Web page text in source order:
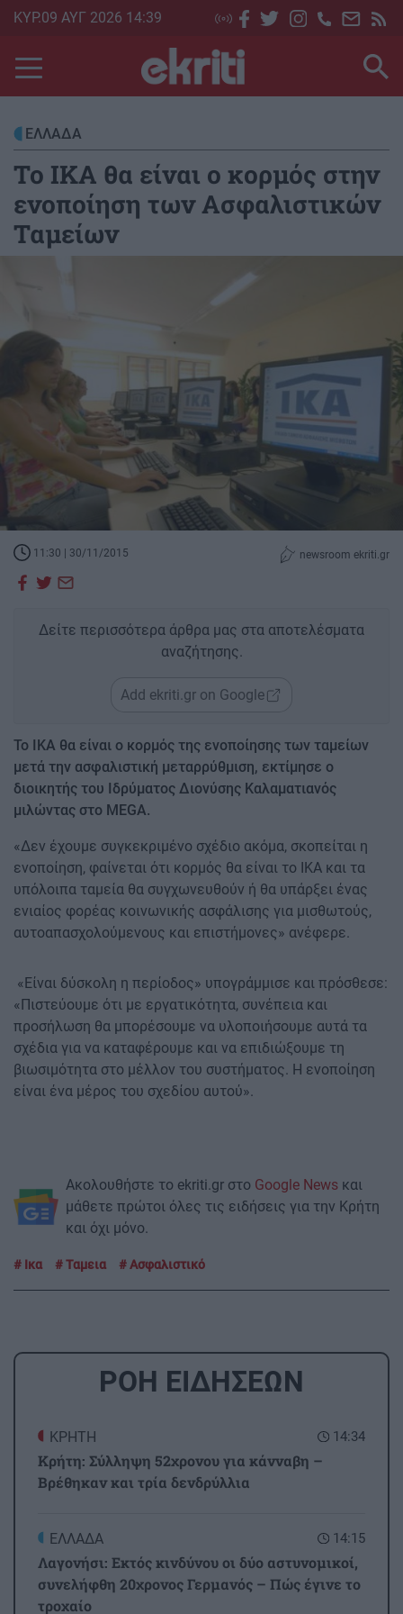
Skip
main
content
ΚΥΡ.09 ΑΥΓ 2026 14:39
ΕΛΛΑΔΑ
Το ΙΚΑ θα είναι ο κορμός στην
ενοποίηση των Ασφαλιστικών
Ταμείων
11:30 | 30/11/2015 newsroom ekriti.gr
Δείτε περισσότερα άρθρα μας στα αποτελέσματα
αναζήτησης.
Add ekriti.gr on Google
Το ΙΚΑ θα είναι ο κορμός της ενοποίησης των ταμείων
μετά την ασφαλιστική μεταρρύθμιση, εκτίμησε ο
διοικητής του Ιδρύματος Διονύσης Καλαματιανός
μιλώντας στο MEGA.
«Δεν έχουμε συγκεκριμένο σχέδιο ακόμα, σκοπείται η
ενοποίηση, φαίνεται ότι κορμός θα είναι το ΙΚΑ και τα
υπόλοιπα ταμεία θα συγχωνευθούν ή θα υπάρξει ένας
ενιαίος φορέας κοινωνικής ασφάλισης για μισθωτούς,
αυτοαπασχολούμενους και επιστήμονες» ανέφερε.
«Είναι δύσκολη η περίοδος» υπογράμμισε και πρόσθεσε:
«Πιστεύουμε ότι με εργατικότητα, συνέπεια και
προσήλωση θα μπορέσουμε να υλοποιήσουμε αυτά τα
σχέδια για να καταφέρουμε και να επιδιώξουμε τη
βιωσιμότητα στο μέλλον του συστήματος. Η ενοποίηση
είναι ένα μέρος του σχεδίου αυτού».
Ακολουθήστε το ekriti.gr στο Google News και
μάθετε πρώτοι όλες τις ειδήσεις για την Κρήτη
και όχι μόνο.
Ικα Ταμεια Ασφαλιστικό
ΡΟΗ ΕΙΔΗΣΕΩΝ
14:34
ΚΡΗΤΗ
Κρήτη: Σύλληψη 52χρονου για κάνναβη –
Βρέθηκαν και τρία δενδρύλλια
14:15
ΕΛΛΑΔΑ
Λαγονήσι: Εκτός κινδύνου οι δύο αστυνομικοί,
συνελήφθη 20χρονος Γερμανός – Πώς έγινε το
τροχαίο